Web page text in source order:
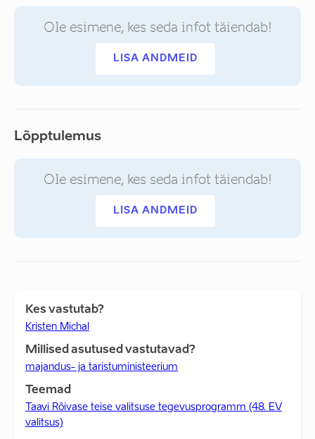
Ole esimene, kes seda infot täiendab!
LISA ANDMEID
Lõpptulemus
Ole esimene, kes seda infot täiendab!
LISA ANDMEID
Kes vastutab?
Kristen Michal
Millised asutused vastutavad?
majandus- ja taristuministeerium
Teemad
Taavi Rõivase teise valitsuse tegevusprogramm (48. EV
valitsus)